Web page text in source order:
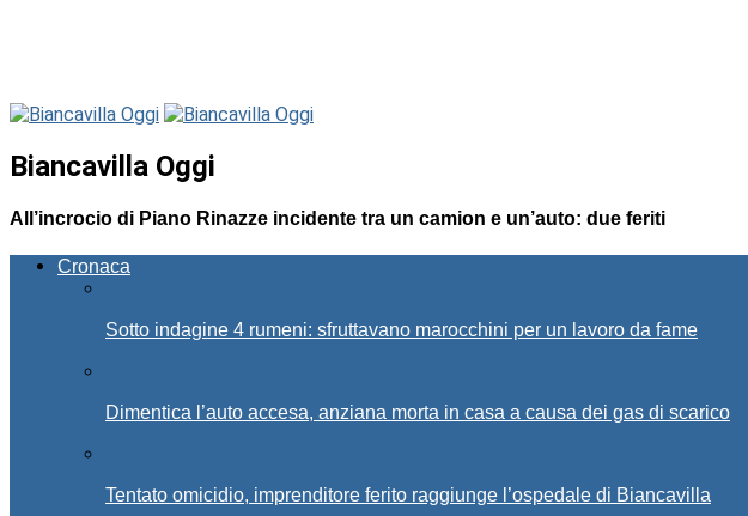
Biancavilla Oggi
All’incrocio di Piano Rinazze incidente tra un camion e un’auto: due feriti
Cronaca
Sotto indagine 4 rumeni: sfruttavano marocchini per un lavoro da fame
Dimentica l’auto accesa, anziana morta in casa a causa dei gas di scarico
Tentato omicidio, imprenditore ferito raggiunge l’ospedale di Biancavilla